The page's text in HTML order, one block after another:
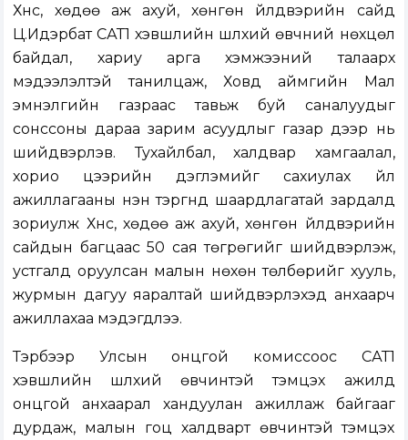
Хүнс, хөдөө аж ахуй, хөнгөн үйлдвэрийн сайд
Ц.Идэрбат САТ1 хэвшлийн шүлхий өвчний нөхцөл
байдал, хариу арга хэмжээний талаарх
мэдээлэлтэй танилцаж, Ховд аймгийн Мал
эмнэлгийн газраас тавьж буй саналуудыг
сонссоны дараа зарим асуудлыг газар дээр нь
шийдвэрлэв. Тухайлбал, халдвар хамгаалал,
хорио цээрийн дэглэмийг сахиулах үйл
ажиллагааны нэн тэргүүнд шаардлагатай зардалд
зориулж Хүнс, хөдөө аж ахуй, хөнгөн үйлдвэрийн
сайдын багцаас 50 сая төгрөгийг шийдвэрлэж,
устгалд оруулсан малын нөхөн төлбөрийг хууль,
журмын дагуу яаралтай шийдвэрлэхэд анхаарч
ажиллахаа мэдэгдлээ.
Тэрбээр Улсын онцгой комиссоос САТ1
хэвшлийн шүлхий өвчинтэй тэмцэх ажилд
онцгой анхаарал хандуулан ажиллаж байгааг
дурдаж, малын гоц халдварт өвчинтэй тэмцэх